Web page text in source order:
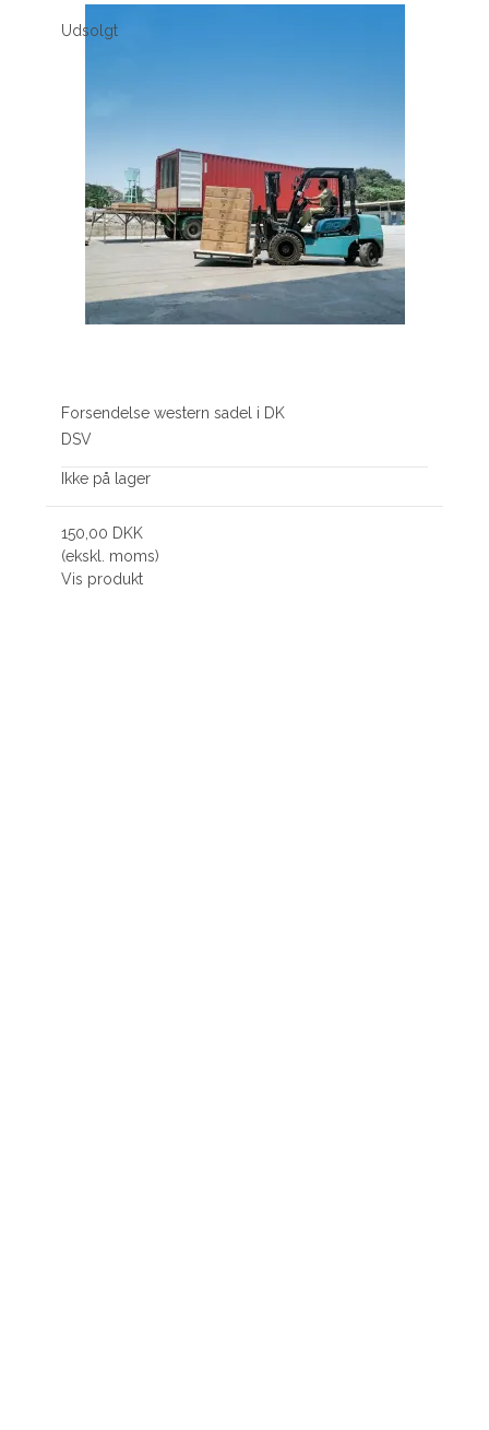
Udsolgt
Forsendelse western sadel i DK
DSV
Ikke på lager
150,00 DKK
(ekskl. moms)
Vis produkt